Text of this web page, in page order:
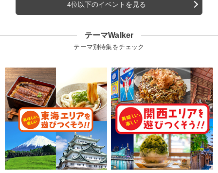
4位以下のイベントを見る
テーマWalker
テーマ別特集をチェック